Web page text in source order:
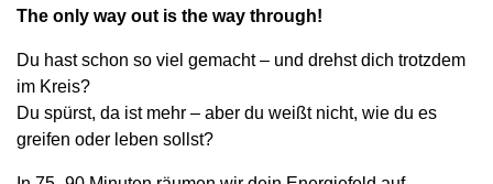
The only way out is the way through!
Du hast schon so viel gemacht – und drehst dich trotzdem
im Kreis?
Du spürst, da ist mehr – aber du weißt nicht, wie du es
greifen oder leben sollst?